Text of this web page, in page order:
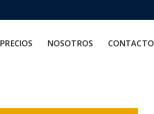
PRECIOS NOSOTROS CONTACTO